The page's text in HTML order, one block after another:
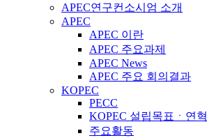
APEC연구컨소시엄 소개
APEC
APEC 이란
APEC 주요과제
APEC News
APEC 주요 회의결과
KOPEC
PECC
KOPEC 설립목표ㆍ연혁
주요활동